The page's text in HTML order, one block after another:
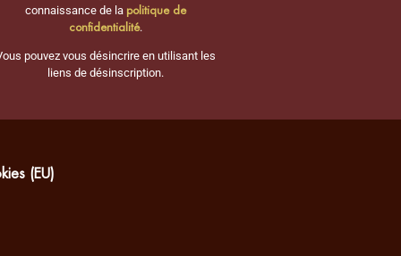
connaissance de la politique de
confidentialité.
pouvez vous désincrire en utilisant les
liens de désinscription.
(EU)